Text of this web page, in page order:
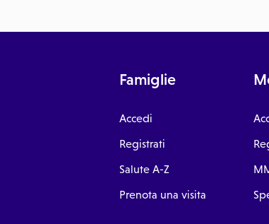
Famiglie
Accedi
Registrati
Salute A-Z
Prenota una visita